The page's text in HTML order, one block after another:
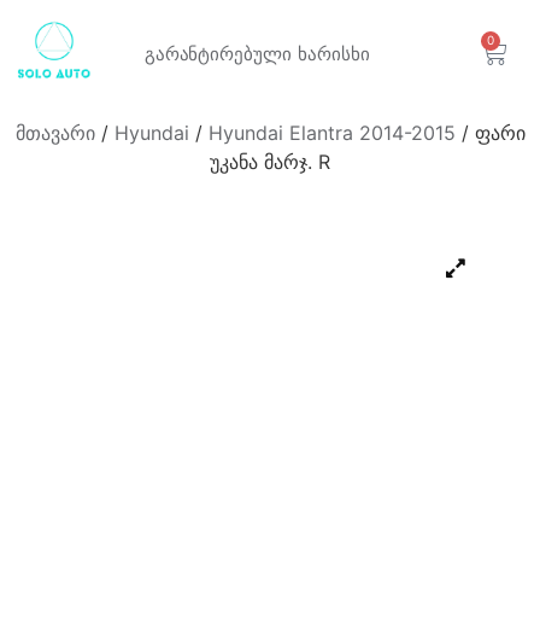
გარანტირებული ხარისხი
0
მთავარი/ Hyundai / Hyundai Elantra 2014-2015 / ფარი
უკანა მარჯ. R